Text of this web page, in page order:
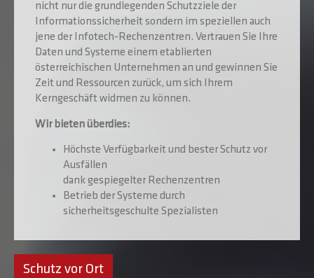
nicht nur die grundlegenden Schutzziele der
Informationssicherheit sondern im speziellen auch
jene der Infotech-Rechenzentren. Vertrauen Sie Ihre
Daten und Systeme einem etablierten
österreichischen Unternehmen an und gewinnen Sie
Zeit und Ressourcen zurück, um sich Ihrem
Kerngeschäft widmen zu können.
Wir bieten überdies:
Höchste Verfügbarkeit und bester Schutz vor
Ausfällen
dank gespiegelter Rechenzentren
Betrieb der Systeme durch
sicherheitsgeschulte Spezialisten
Schutz vor Ort